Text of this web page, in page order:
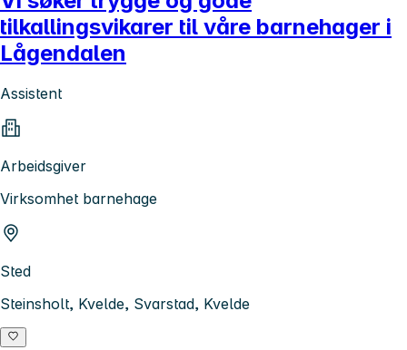
tilkallingsvikarer til våre barnehager i
Lågendalen
Assistent
Arbeidsgiver
Virksomhet barnehage
Sted
Steinsholt, Kvelde, Svarstad, Kvelde